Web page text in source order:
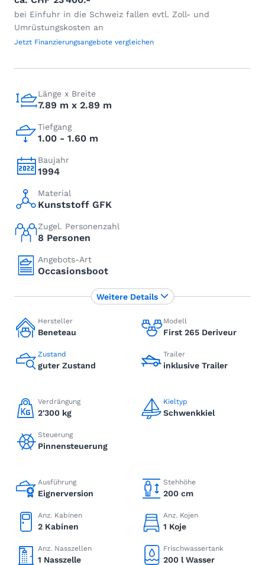
bei Einfuhr in die Schweiz fallen evtl. Zoll- und
Umrüstungskosten an
Jetzt Finanzierungsangebote vergleichen
Länge x Breite
7.89 m x 2.89 m
Tiefgang
1.00 - 1.60 m
Baujahr
1994
Material
Kunststoff GFK
Zugel. Personenzahl
8 Personen
Angebots-Art
Occasionsboot
Hersteller
Beneteau
Modell
First 265 Deriveur
Zustand
guter Zustand
Trailer
inklusive Trailer
Verdrängung
2'300 kg
Kieltyp
Schwenkkiel
Steuerung
Pinnensteuerung
Ausführung
Eignerversion
Stehhöhe
200 cm
Anz. Kabinen
2 Kabinen
Anz. Kojen
1 Koje
Anz. Nasszellen
1 Nasszelle
Frischwassertank
200 l Wasser
Weitere Details